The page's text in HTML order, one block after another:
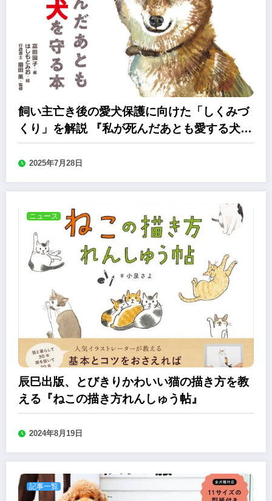
飼い主亡き後の愛犬保護に向けた「しくみづ
くり」を解説 『私が死んだあとも愛する犬を
守る本』
2025年7月28日
ニュース
辰巳出版、とびきりかわいい猫の描き方を教
える『ねこの描き方れんしゅう帖』
2024年8月19日
記事一覧